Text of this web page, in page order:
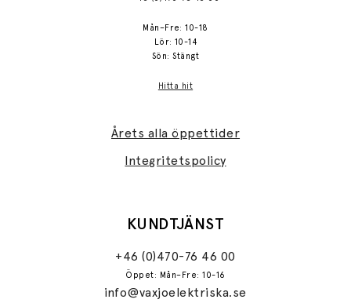
Mån–Fre: 10-18
Lör: 10-14
Sön: Stängt
Hitta hit
Årets alla öppettider
Integritetspolicy
KUNDTJÄNST
+46 (0)470-76 46 00
Öppet: Mån–Fre: 10-16
info@vaxjoelektriska.se